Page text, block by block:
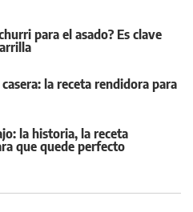
para el asado? Es clave
la receta rendidora para
la historia, la receta
que quede perfecto